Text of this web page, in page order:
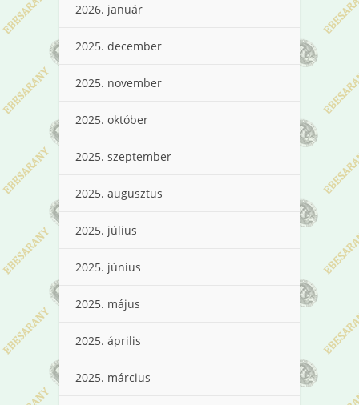
2026. január
2025. december
2025. november
2025. október
2025. szeptember
2025. augusztus
2025. július
2025. június
2025. május
2025. április
2025. március